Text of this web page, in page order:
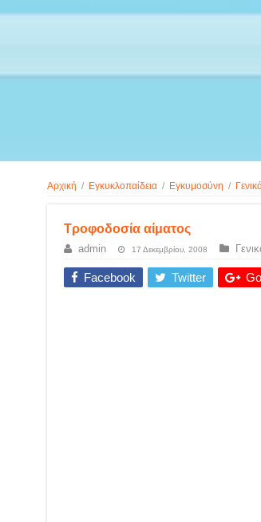
Αρχική / Εγκυκλοπαίδεια / Εγκυμοσύνη /
Τροφοδοσία αίματος
admin 17 Δεκεμβρίου, 2008
Facebook Twitter